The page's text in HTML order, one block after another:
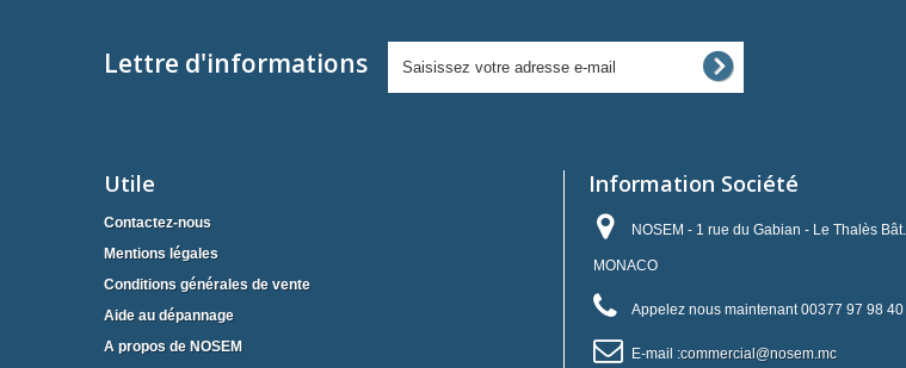
Lettre d'informations
Utile
Contactez-nous
Mentions légales
Conditions générales de vente
Aide au dépannage
A propos de NOSEM
Information Société
NOSEM - 1 rue du Gabian - Le Thalès
MONACO
Appelez nous maintenant00377 97 98 40
E-mail :commercial@nosem.mc